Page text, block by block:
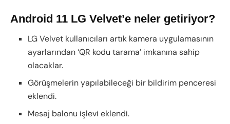
Android 11 LG Velvet’e neler getiriyor?
LG Velvet kullanıcıları artık kamera uygulamasının
ayarlarından ‘QR kodu tarama’ imkanına sahip
olacaklar.
Görüşmelerin yapılabileceği bir bildirim penceresi
eklendi.
Mesaj balonu işlevi eklendi.